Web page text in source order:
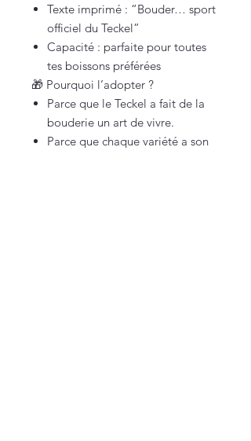
Texte imprimé : “Bouder… sport
officiel du Teckel”
Capacité : parfaite pour toutes
tes boissons préférées
🎁 Pourquoi l’adopter ?
Parce que le Teckel a fait de la
bouderie un art de vivre.
Parce que chaque variété a son